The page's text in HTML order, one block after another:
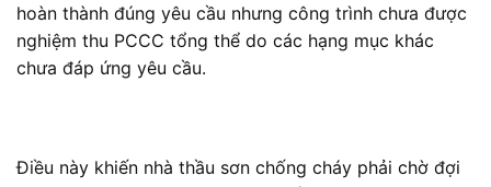
hoàn thành đúng yêu cầu nhưng công trình chưa được
nghiệm thu PCCC tổng thể do các hạng mục khác
chưa đáp ứng yêu cầu.
Điều này khiến nhà thầu sơn chống cháy phải chờ đợi